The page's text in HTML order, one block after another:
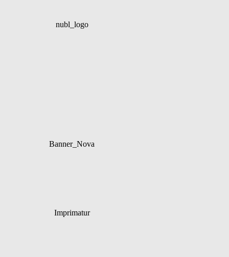
nubl_logo
Banner_Nova
Imprimatur